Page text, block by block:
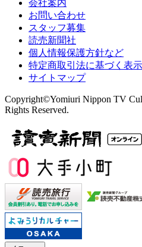
会社案内
お問い合わせ
スタッフ募集
読売新聞社
個人情報保護方針など
特定商取引法に基づく表示
サイトマップ
Copyright©Yomiuri Nippon TV
Rights Reserved.